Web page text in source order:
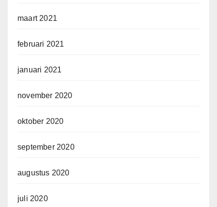
maart 2021
februari 2021
januari 2021
november 2020
oktober 2020
september 2020
augustus 2020
juli 2020